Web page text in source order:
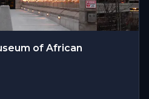
of African